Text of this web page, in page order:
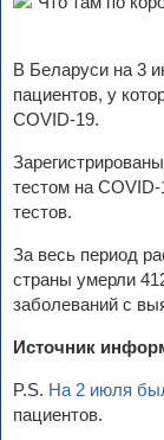
В Беларуси на 3
пациентов, у
COVID-19.
тестом на
тестов.
За весь период
страны умерли
заболеваний с
Источник
P.S. На 2 июля
пациентов.